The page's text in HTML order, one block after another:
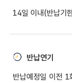
14일 이내(반납기
반납연기
반납예정일 이전